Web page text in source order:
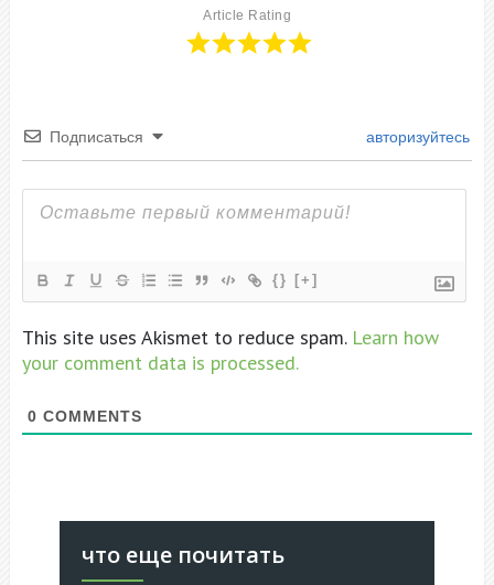
Article Rating
Подписаться авторизуйтесь
{} [+]
This site uses Akismet to reduce spam. Learn how
your comment data is processed.
0 COMMENTS
что еще почитать